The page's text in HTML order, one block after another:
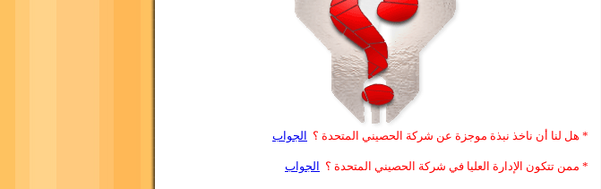
* هل لنا أن ناخذ نبذة موجزة عن شركة الحصيني المتحدة ؟ الجواب
* ممن تتكون الإدارة العليا في شركة الحصيني المتحدة ؟ الجواب